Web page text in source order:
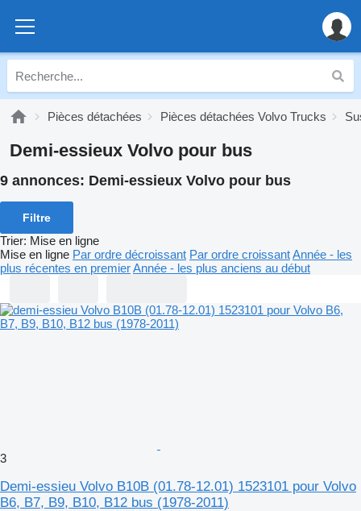
Pièces détachées Pièces détachées Volvo Trucks
Demi-essieux Volvo pour bus
9 annonces: Demi-essieux Volvo pour bus
Filtre
Trier: Mise en ligne
Mise en ligne Par ordre décroissant Par ordre croissantAnnée - les
plus récentes en premierAnnée - les plus anciens au début
3
Demi-essieu Volvo B10B (01.78-12.01) 1523101 pour Volvo
B6, B7, B9, B10, B12 bus (1978-2011)